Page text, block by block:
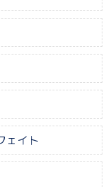
ェイト